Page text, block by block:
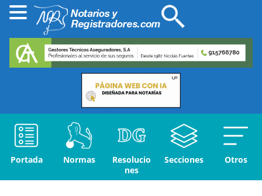
Portada Normas
Resolucio
nes
Secciones Otros